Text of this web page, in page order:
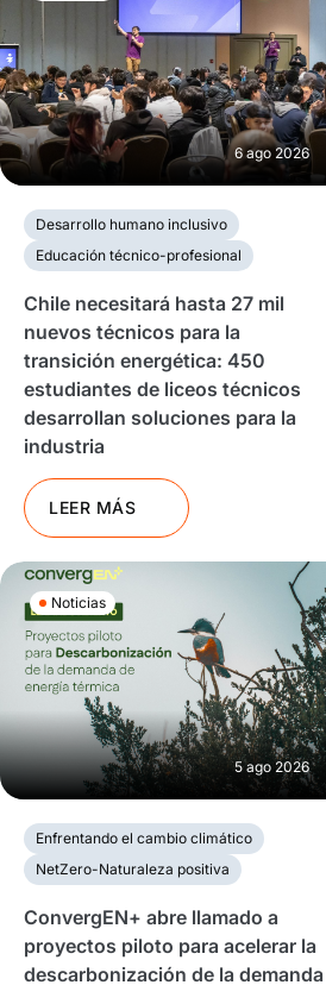
6 ago 2026
Desarrollo humano inclusivo
Educación técnico-profesional
Chile necesitará hasta 27 mil
nuevos técnicos para la
transición energética: 450
estudiantes de liceos técnicos
desarrollan soluciones para la
industria
LEER MÁS
Noticias
5 ago 2026
Enfrentando el cambio climático
NetZero-Naturaleza positiva
ConvergEN+ abre llamado a
proyectos piloto para acelerar la
descarbonización de la demanda